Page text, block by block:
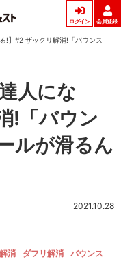
ログイン 会員登録
!】#2 ザックリ解消!「バウンス
人にな
!「バウン
ルが滑るん
2021.10.28
消 ダフリ解消
バウンス